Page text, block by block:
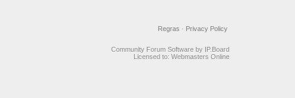
Privacy Policy
Regras ·
Community Forum Software by IP.Board
Licensed to: Webmasters Online